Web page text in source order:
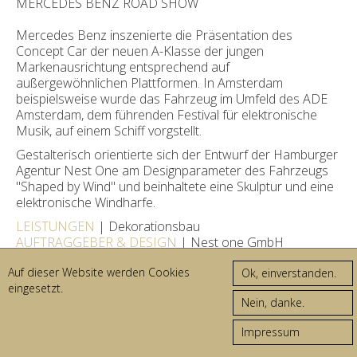
Mercedes Benz inszenierte die Präsentation des
Concept Car der neuen A-Klasse der jungen
Markenausrichtung entsprechend auf
außergewöhnlichen Plattformen. In Amsterdam
beispielsweise wurde das Fahrzeug im Umfeld des ADE
Amsterdam, dem führenden Festival für elektronische
Musik, auf einem Schiff vorgstellt.
Gestalterisch orientierte sich der Entwurf der Hamburger
Agentur Nest One am Designparameter des Fahrzeugs
"Shaped by Wind" und beinhaltete eine Skulptur und eine
elektronische Windharfe.
LEISTUNGEN | Dekorationsbau
AUFTRAGGEBER & DESIGN | Nest one GmbH
FOTOS| drei d medien service GmbH
AGB IMPRESSUM
Auf dieser Website werden Cookies
eingesetzt.
Impressum